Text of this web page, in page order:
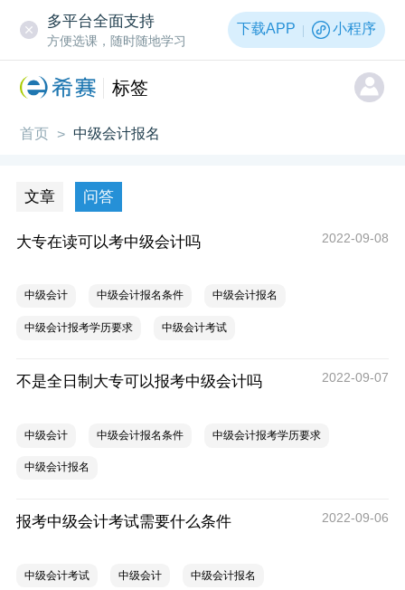
多平台全面支持
方便选课，随时随地学习
下载APP 小程序
标签
首页 > 中级会计报名
文章 问答
大专在读可以考中级会计吗 2022-09-08
中级会计 中级会计报名条件 中级会计报名
中级会计报考学历要求 中级会计考试
不是全日制大专可以报考中级会计吗 2022-09-07
中级会计 中级会计报名条件 中级会计报考学历要求
中级会计报名
报考中级会计考试需要什么条件 2022-09-06
中级会计考试 中级会计 中级会计报名